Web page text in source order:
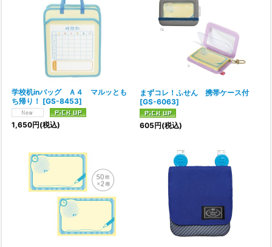
学校机inバッグ Ａ４ マルッとも
ち帰り！ [GS-8453]
1,650円(税込)
まずコレ！ふせん 携帯ケース付
[GS-6063]
605円(税込)